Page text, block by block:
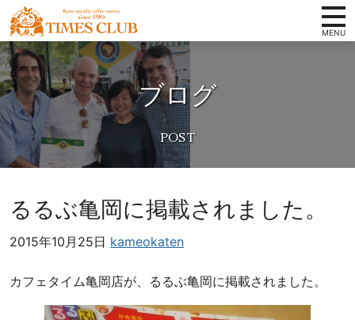
コンテンツへ
ナビゲーションへ
ホームへ
ホーム
タイムズクラブの想い
スペシャルティコーヒーとは
取扱い商品
会社概要
卸案内
写真ギャラリー
お知らせ
京
都
ス
ペ
シ
ャ
ィ
コ
ヒ
ー
ブログ
るるぶ亀岡に掲載されました。
2015年10月25日 kameokaten
カフェタイム亀岡店が、るるぶ亀岡に掲載されました。